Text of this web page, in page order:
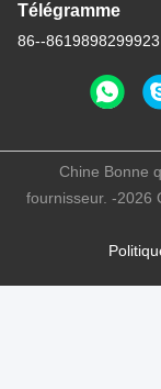
Télégramme
86--8619898299923
Chine Bonne
fournisseur. -2026